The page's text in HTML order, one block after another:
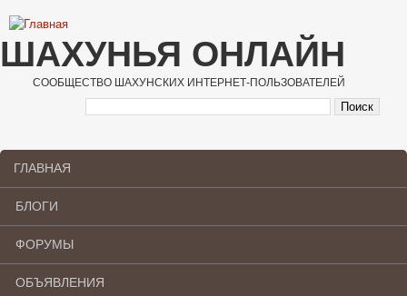
Перейти к основному содержанию
ШАХУНЬЯ ОНЛАЙН
СООБЩЕСТВО ШАХУНСКИХ ИНТЕРНЕТ-ПОЛЬЗОВАТЕЛЕЙ
Main menu
ГЛАВНАЯ
БЛОГИ
ФОРУМЫ
ОБЪЯВЛЕНИЯ